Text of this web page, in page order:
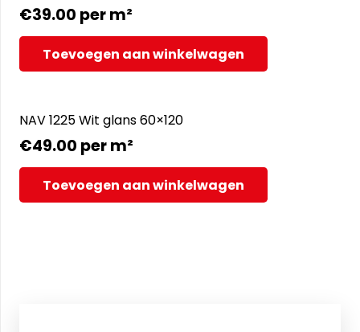
€39.00 per m²
Toevoegen aan winkelwagen
NAV 1225 Wit glans 60×120
€49.00 per m²
Toevoegen aan winkelwagen